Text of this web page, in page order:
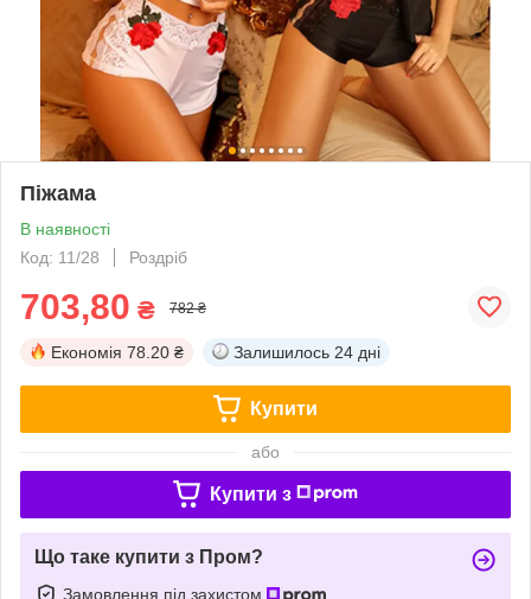
Піжама
В наявності
Код: 11/28
Роздріб
703,80 ₴ 782 ₴
Економія 78.20 ₴ Залишилось 24 дні
Купити
або
Купити з
Що таке купити з Пром?
Замовлення під захистом